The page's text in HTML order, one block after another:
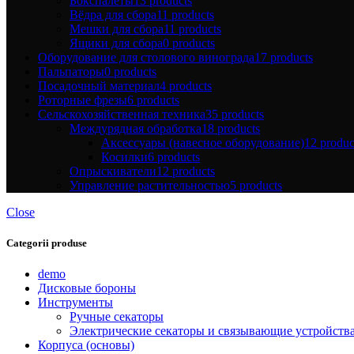
Вёдра для сбора11 products
Мешки для сбора11 products
Ящики для сбора0 products
Оборудование для столового винограда17 products
Пальпаторы0 products
Посадочный материал4 products
Роторные фрезы6 products
Сельскохозяйственная техника35 products
Междурядная обработка18 products
Аксессуары (навесное оборудование)12
Косилки6 products
Опрыскиватели12 products
Управление растительностью5 products
Close
Categorii produse
demo
Дисковые бороны
Инструменты
Ручные секаторы
Электрические секаторы и связывающие
Корпуса (основы)